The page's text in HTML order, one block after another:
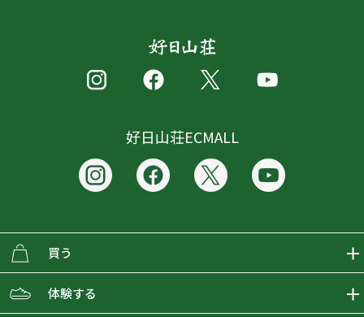
好日山荘ECMALL
買う
ECMALLの商品をさがす
体験する